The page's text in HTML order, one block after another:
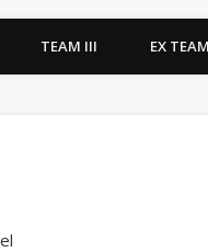
TEAM III EX TEAM